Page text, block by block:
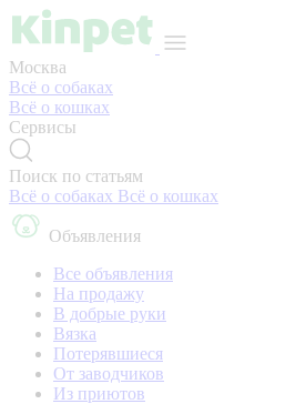
Москва
Всё о собаках
Всё о кошках
Сервисы
Поиск по статьям
Всё о собаках Всё о кошках
Объявления
Все объявления
На продажу
В добрые руки
Вязка
Потерявшиеся
От заводчиков
Из приютов